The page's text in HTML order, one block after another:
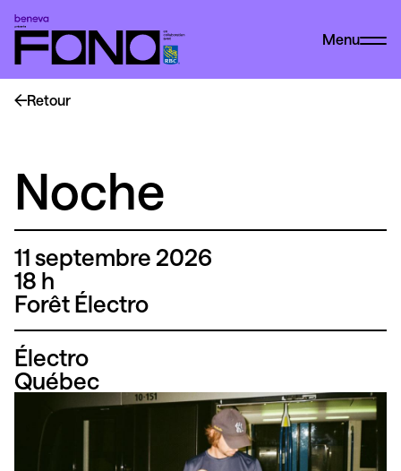
Menu
Retour
Noche
11 septembre 2026
18 h
Forêt Électro
Électro
Québec